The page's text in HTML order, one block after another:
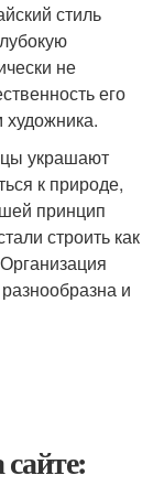
стиль
не
его
украшают
к природе,
принцип
строить как
и